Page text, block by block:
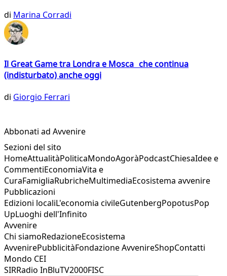
di Marina Corradi
Il Great Game tra Londra e Mosca che continua
(indisturbato) anche oggi
di Giorgio Ferrari
Abbonati ad Avvenire
Sezioni del sito
HomeAttualitàPoliticaMondoAgoràPodcastChiesaIdee e
CommentiEconomiaVita e
CuraFamigliaRubricheMultimediaEcosistema avvenire
Pubblicazioni
Edizioni localiL'economia civileGutenbergPopotusPop
UpLuoghi dell'Infinito
Avvenire
Chi siamoRedazioneEcosistema
AvvenirePubblicitàFondazione AvvenireShopContatti
Mondo CEI
SIRRadio InBluTV2000FISC